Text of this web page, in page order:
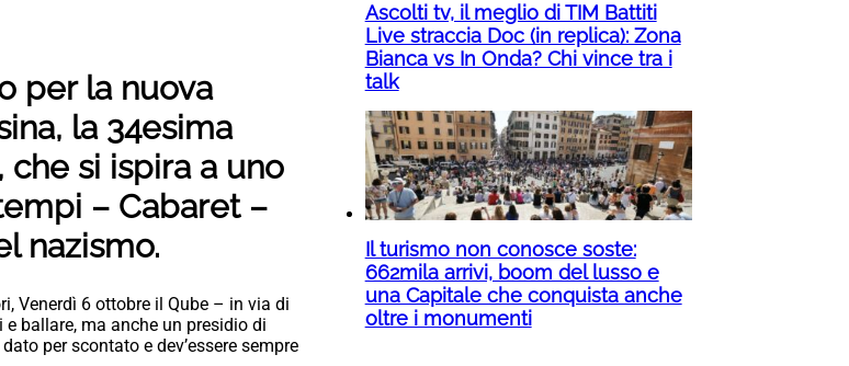
per la nuova
la 34esima
si ispira a uno
– Cabaret –
nazismo.
Venerdì 6 ottobre il Qube – in via di
ballare, ma anche un presidio di
per scontato e dev’essere sempre
Ascolti tv, il meglio di TIM Battiti
Live straccia Doc (in replica): Zona
Bianca vs In Onda? Chi vince tra i
talk
Il turismo non conosce soste:
662mila arrivi, boom del lusso e
una Capitale che conquista anche
oltre i monumenti